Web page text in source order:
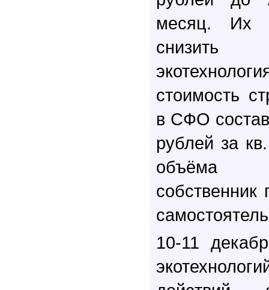
месяц. Их
стоимость
в СФО
рублей за
объёма
собственник
10-11